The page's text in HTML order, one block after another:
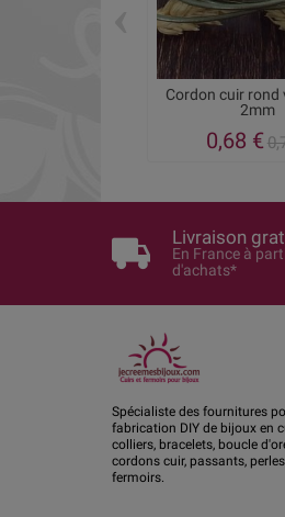
Cordon cuir rond
2mm
0,68 €
Livraison
En France à
d'achats*
Spécialiste des fournitures
fabrication DIY de bijoux en
colliers, bracelets, boucle
cordons cuir, passants,
fermoirs.